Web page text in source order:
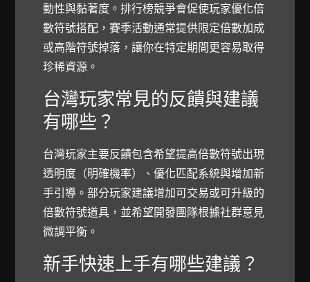
動性與黏著度。排行榜競爭會促使玩家優化倍
數符號搭配，賽季活動通常提供限定倍數加成
或高階符號掉落，讓你在特定期間更容易取得
珍稀資源。
台灣玩家常見的反饋與建議
有哪些？
台灣玩家主要反饋包含希望提高倍數符號出現
透明度（明確機率）、優化匹配系統與增加新
手引導。部分玩家建議增加可交易或可升級的
倍數符號道具，並希望開發團隊根據社群意見
微調平衡。
新手快速上手有哪些建議？